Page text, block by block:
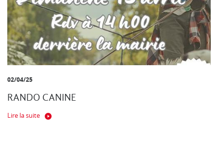
02/04/25
RANDO CANINE
Lire la suite